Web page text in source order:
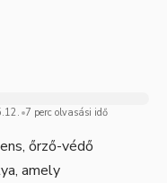
7 perc olvasási idő
őrző-védő
amely